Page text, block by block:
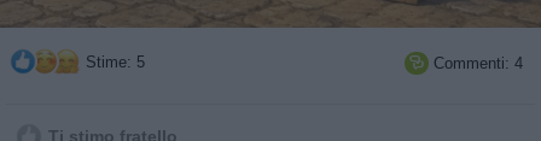
Stime: 5  Commenti: 4
Ti stimo fratello